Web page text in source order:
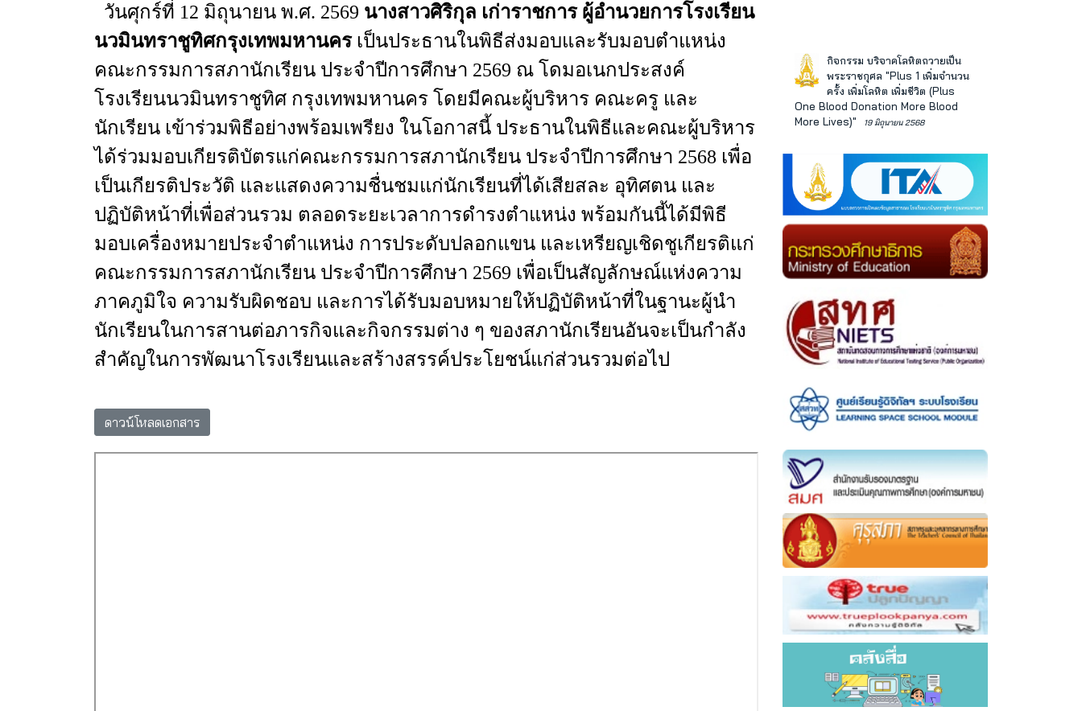
วันศุกร์ที่ 12 มิถุนายน พ.ศ. 2569 นางสาวศิริกุล เก่าราชการ ผู้อำนวยการโรงเรียน
นวมินทราชูทิศกรุงเทพมหานคร เป็นประธานในพิธีส่งมอบและรับมอบตำแหน่ง
คณะกรรมการสภานักเรียน ประจำปีการศึกษา 2569 ณ โดมอเนกประสงค์
โรงเรียนนวมินทราชูทิศ กรุงเทพมหานคร โดยมีคณะผู้บริหาร คณะครู และ
นักเรียน เข้าร่วมพิธีอย่างพร้อมเพรียง ในโอกาสนี้ ประธานในพิธีและคณะผู้บริหาร
ได้ร่วมมอบเกียรติบัตรแก่คณะกรรมการสภานักเรียน ประจำปีการศึกษา 2568 เพื่อ
เป็นเกียรติประวัติ และแสดงความชื่นชมแก่นักเรียนที่ได้เสียสละ อุทิศตน และ
ปฏิบัติหน้าที่เพื่อส่วนรวม ตลอดระยะเวลาการดำรงตำแหน่ง พร้อมกันนี้ได้มีพิธี
มอบเครื่องหมายประจำตำแหน่ง การประดับปลอกแขน และเหรียญเชิดชูเกียรติแก่
คณะกรรมการสภานักเรียน ประจำปีการศึกษา 2569 เพื่อเป็นสัญลักษณ์แห่งความ
ภาคภูมิใจ ความรับผิดชอบ และการได้รับมอบหมายให้ปฏิบัติหน้าที่ในฐานะผู้นำ
นักเรียนในการสานต่อภารกิจและกิจกรรมต่าง ๆ ของสภานักเรียนอันจะเป็นกำลัง
สำคัญในการพัฒนาโรงเรียนและสร้างสรรค์ประโยชน์แก่ส่วนรวมต่อไป
ดาวน์โหลดเอกสาร
กิจกรรม บริจาคโลหิตถวายเป็น
พระราชกุศล "Plus 1 เพิ่มจำนวน
ครั้ง เพิ่มโลหิต เพิ่มชีวิต (Plus
One Blood Donation More Blood
More Lives)"
19 มิถุนายน 2568